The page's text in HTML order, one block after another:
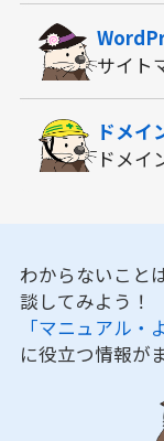
サイト
ドメイ
ドメイ
わからないこと
談してみよう！
「マニュアル・
に役立つ情報が